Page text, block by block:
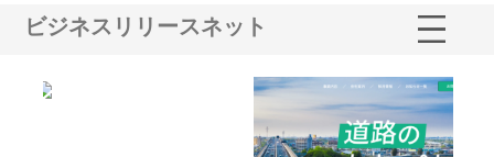
ビジネスリリースネット